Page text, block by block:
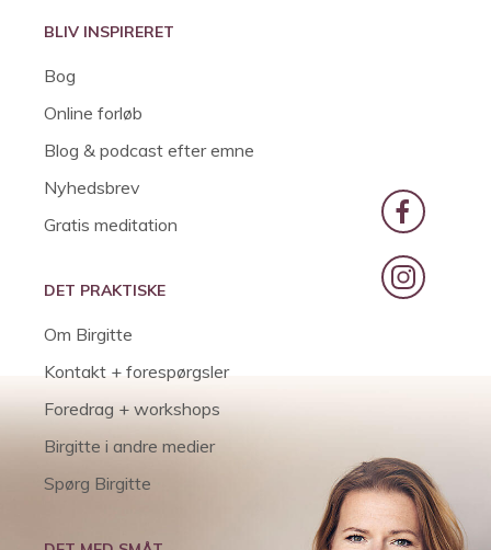
BLIV INSPIRERET
Bog
Online forløb
Blog & podcast efter emne
Nyhedsbrev
Gratis meditation
DET PRAKTISKE
Om Birgitte
Kontakt + forespørgsler
Foredrag + workshops
Birgitte i andre medier
Spørg Birgitte